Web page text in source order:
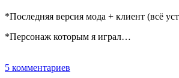
*Последняя версия мода + клиент (всё
*Персонаж которым я играл…
5 комментариев